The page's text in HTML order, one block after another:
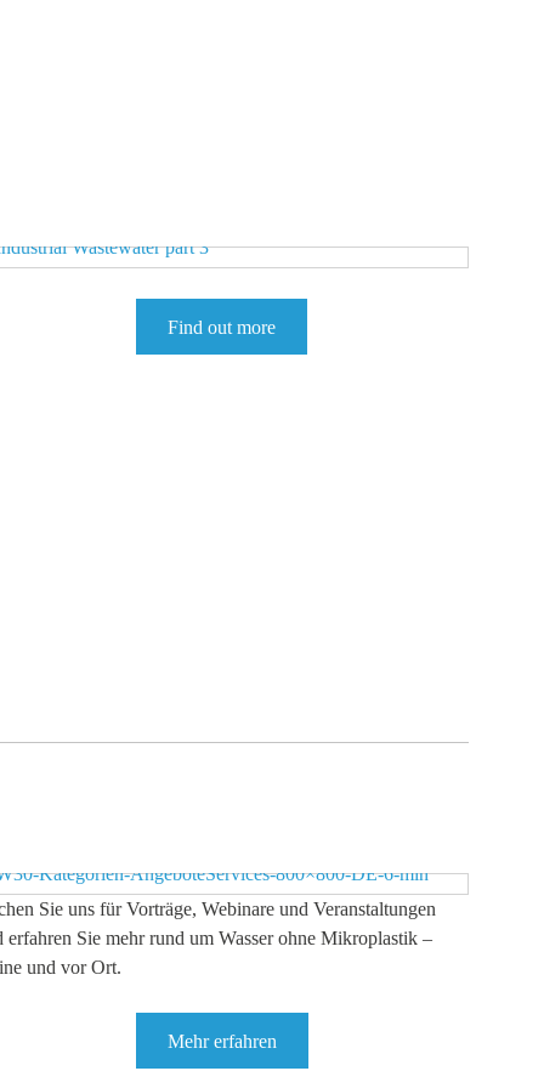
Find out more
Sie uns für Vorträge, Webinare und Veranstaltungen
erfahren Sie mehr rund um Wasser ohne Mikroplastik –
und vor Ort.
Mehr erfahren